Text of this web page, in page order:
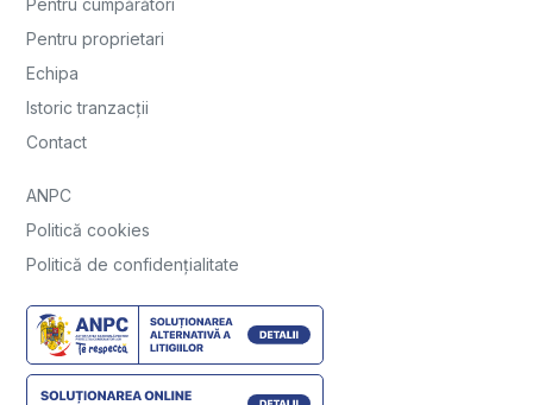
Pentru cumpărători
Pentru proprietari
Echipa
Istoric tranzacții
Contact
ANPC
Politică cookies
Politică de confidențialitate